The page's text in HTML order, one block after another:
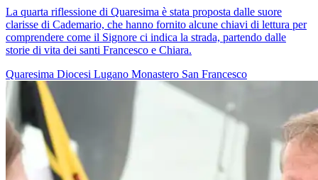
La quarta riflessione di Quaresima è stata proposta dalle suore
clarisse di Cademario, che hanno fornito alcune chiavi di lettura per
comprendere come il Signore ci indica la strada, partendo dalle
storie di vita dei santi Francesco e Chiara.
Quaresima Diocesi Lugano Monastero San Francesco